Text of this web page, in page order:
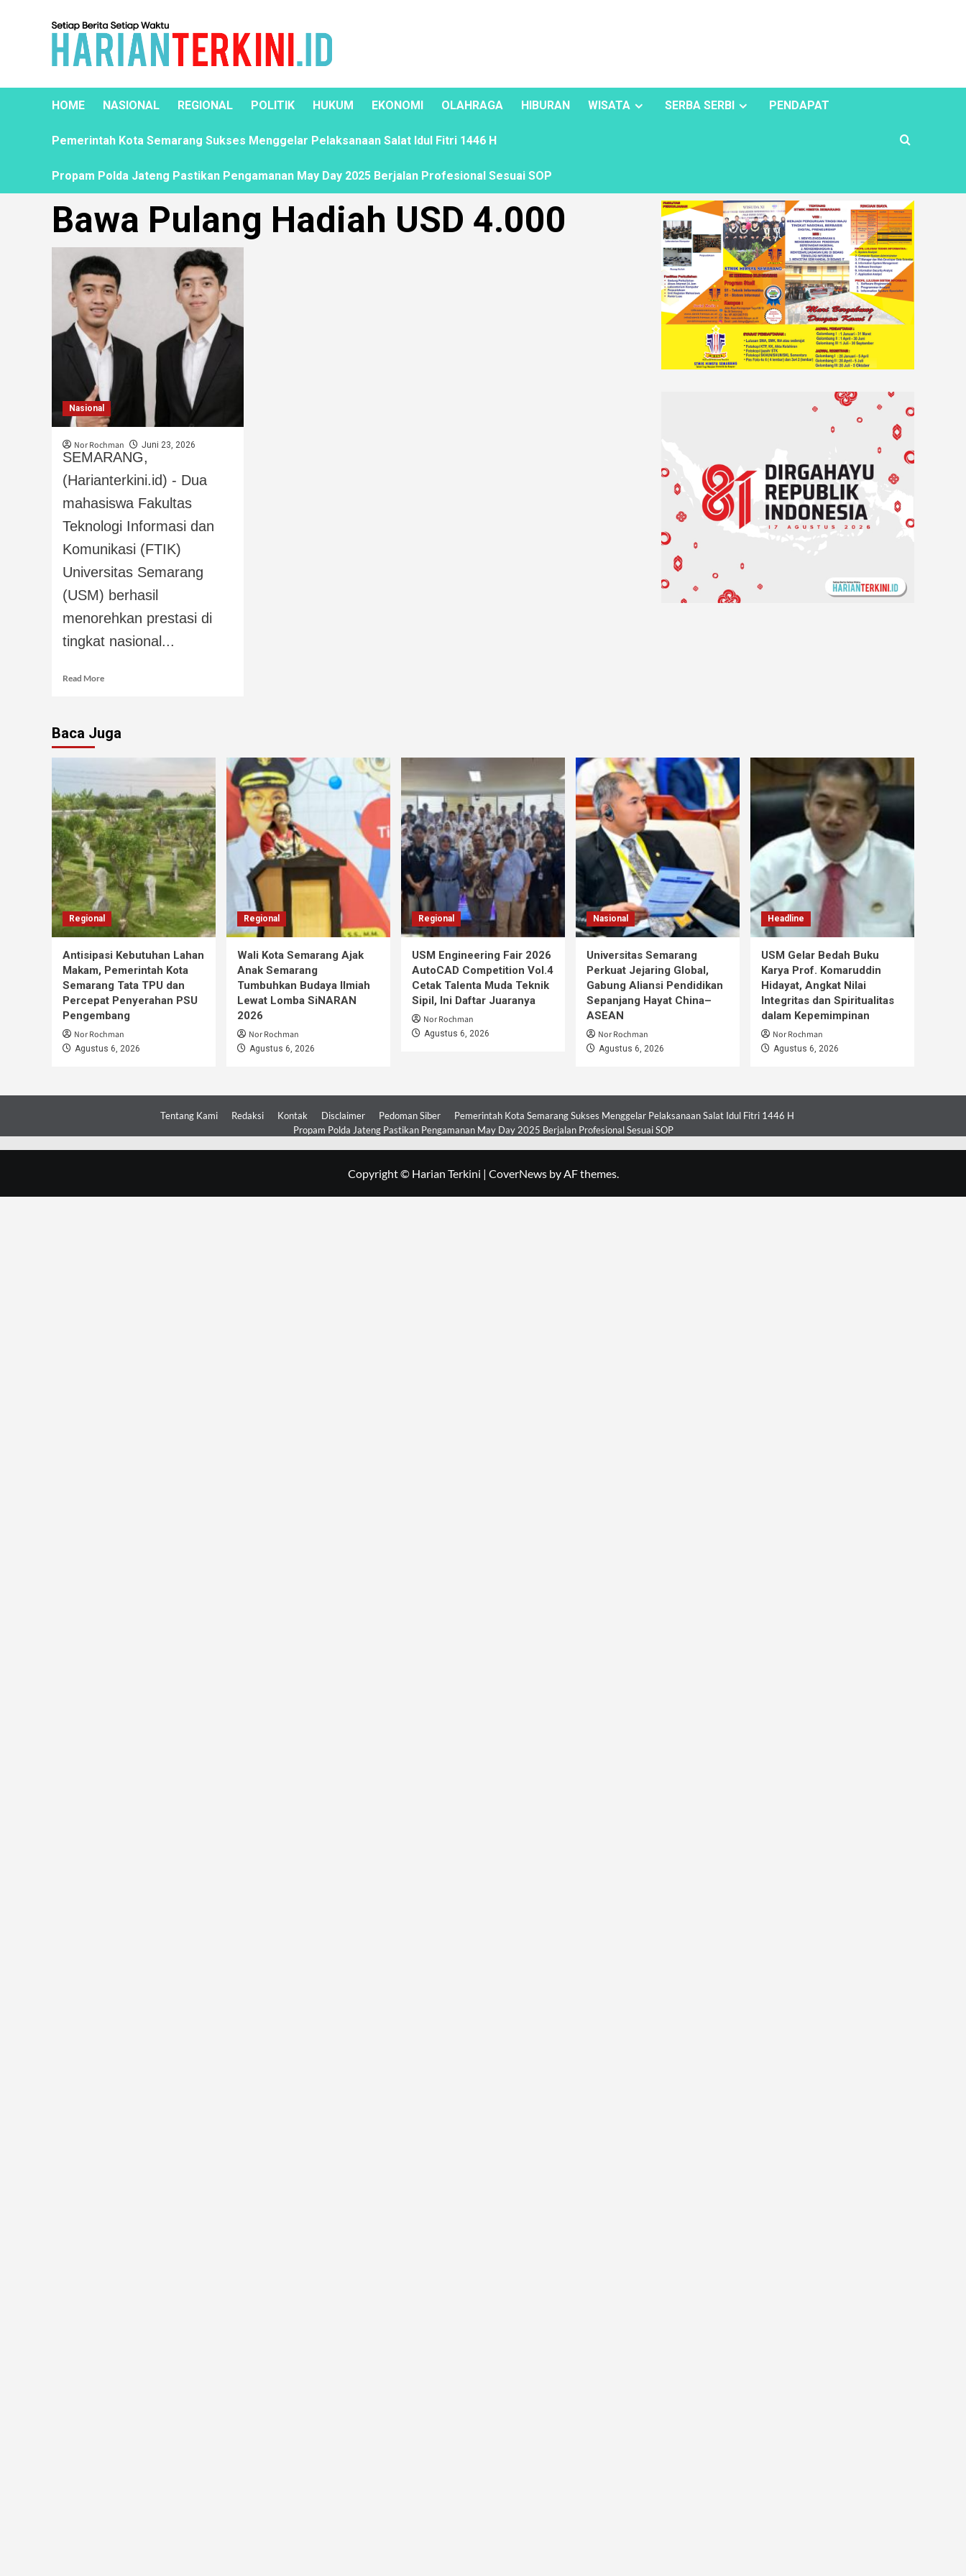
HOME NASIONAL REGIONAL POLITIK HUKUM EKONOMI OLAHRAGA HIBURAN WISATA SERBA SERBI PENDAPAT
Pemerintah Kota Semarang Sukses Menggelar Pelaksanaan Salat Idul Fitri 1446 H
Propam Polda Jateng Pastikan Pengamanan May Day 2025 Berjalan Profesional Sesuai SOP
Bawa Pulang Hadiah USD 4.000
Nasional
Nor Rochman Juni 23, 2026
SEMARANG,
(Harianterkini.id) - Dua
mahasiswa Fakultas
Teknologi Informasi dan
Komunikasi (FTIK)
Universitas Semarang
(USM) berhasil
menorehkan prestasi di
tingkat nasional...
Read More
Baca Juga
Regional
Antisipasi Kebutuhan Lahan
Makam, Pemerintah Kota
Semarang Tata TPU dan
Percepat Penyerahan PSU
Pengembang
Nor Rochman
Agustus 6, 2026
Regional
Wali Kota Semarang Ajak
Anak Semarang
Tumbuhkan Budaya Ilmiah
Lewat Lomba SiNARAN
2026
Nor Rochman
Agustus 6, 2026
Regional
USM Engineering Fair 2026
AutoCAD Competition Vol.4
Cetak Talenta Muda Teknik
Sipil, Ini Daftar Juaranya
Nor Rochman
Agustus 6, 2026
Nasional
Universitas Semarang
Perkuat Jejaring Global,
Gabung Aliansi Pendidikan
Sepanjang Hayat China–
ASEAN
Nor Rochman
Agustus 6, 2026
Headline
USM Gelar Bedah Buku
Karya Prof. Komaruddin
Hidayat, Angkat Nilai
Integritas dan Spiritualitas
dalam Kepemimpinan
Nor Rochman
Agustus 6, 2026
Tentang Kami Redaksi Kontak Disclaimer Pedoman Siber
Pemerintah Kota Semarang Sukses Menggelar Pelaksanaan Salat Idul Fitri 1446 H
Propam Polda Jateng Pastikan Pengamanan May Day 2025 Berjalan Profesional Sesuai SOP
Copyright © Harian Terkini | CoverNewsby AF themes.